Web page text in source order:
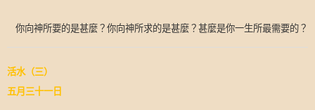
你向神所要的是甚麼？你向神所求的是甚麼？甚麼是你一生所最需要的？
活水（三）
五月三十一日